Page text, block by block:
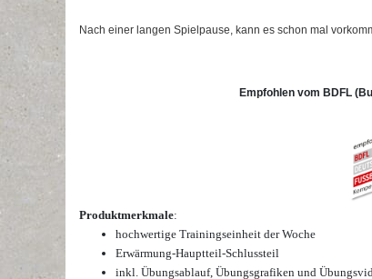
Nach einer langen Spielpause, kann es schon mal
Empfohlen vom BDFL
Produktmerkmale:
hochwertige Trainingseinheit der Woche
Erwärmung-Hauptteil-Schlussteil
inkl. Übungsablauf, Übungsgrafiken und